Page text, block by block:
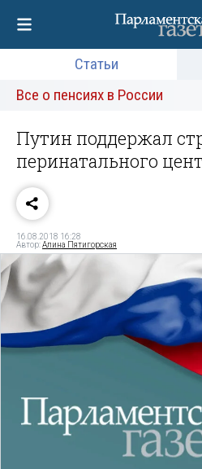
Статьи
Все о пенсиях в России
Путин поддержал
перинатального
16.08.2018 16:28
Автор:Алина Пятигорская